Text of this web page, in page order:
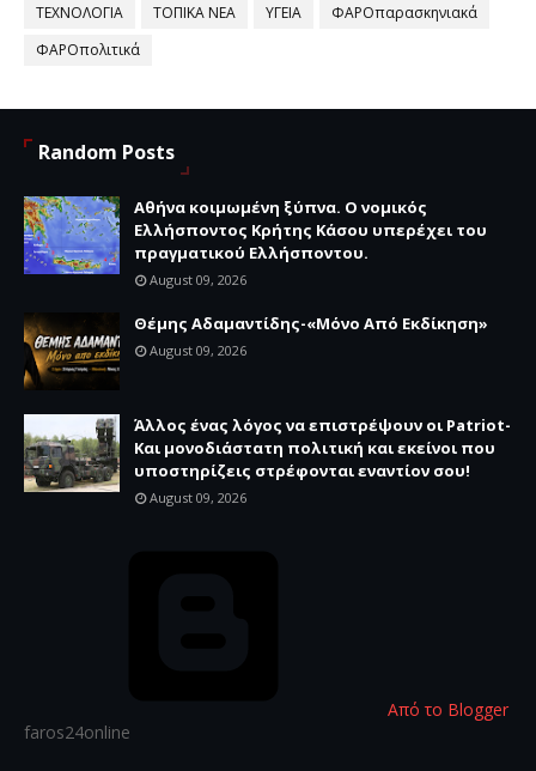
ΤΕΧΝΟΛΟΓΙΑ
ΤΟΠΙΚΑ ΝΕΑ ΥΓΕΙΑ
ΦΑΡΟπαρασκηνιακά
ΦΑΡΟπολιτικά
Random Posts
Αθήνα κοιμωμένη ξύπνα. Ο νομικός
Ελλήσποντος Κρήτης Κάσου υπερέχει του
πραγματικού Ελλήσποντου.
August 09, 2026
Θέμης Αδαμαντίδης-«Μόνο Από Εκδίκηση»
August 09, 2026
Άλλος ένας λόγος να επιστρέψουν οι Patriot-
Και μονοδιάστατη πολιτική και εκείνοι που
υποστηρίζεις στρέφονται εναντίον σου!
August 09, 2026
Από το Blogger
faros24online